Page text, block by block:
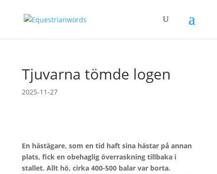
Tjuvarna tömde logen
2025-11-27
En hästägare, som en tid haft sina hästar på annan
plats, fick en obehaglig överraskning tillbaka i
stallet. Allt hö, cirka 400-500 balar var borta.